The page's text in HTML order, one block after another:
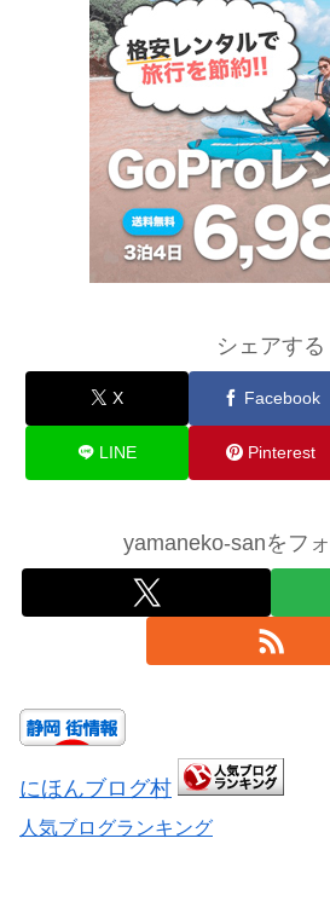
シェアする
X Facebook
LINE Pinterest
yamaneko-sanをフ
にほんブログ村
人気ブログランキング